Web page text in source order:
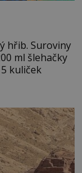
ml šlehačky
kuliček